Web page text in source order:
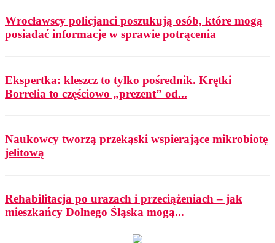
Wrocławscy policjanci poszukują osób, które mogą
posiadać informacje w sprawie potrącenia
Ekspertka: kleszcz to tylko pośrednik. Krętki
Borrelia to częściowo „prezent” od...
Naukowcy tworzą przekąski wspierające mikrobiotę
jelitową
Rehabilitacja po urazach i przeciążeniach – jak
mieszkańcy Dolnego Śląska mogą...